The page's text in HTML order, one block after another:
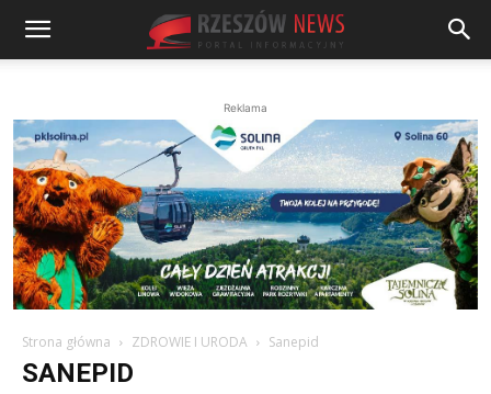
Reklama
Strona główna ZDROWIE I URODA Sanepid
SANEPID